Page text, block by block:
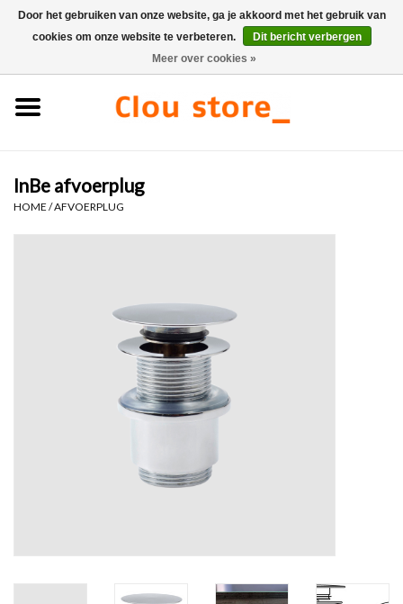
0 Artikelen - €0,00
Fonteinsets
Fonteinen
Kranen & afvoeren
InBe afvoerplug
HOME /AFVOERPLUG
Door het gebruiken van onze website, ga je akkoord met het gebruik van
cookies om onze website te verbeteren.
Dit bericht verbergen
Meer over cookies »